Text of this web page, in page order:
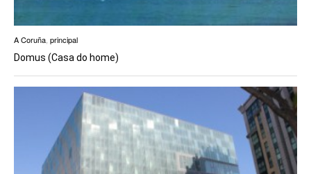
A Coruña principal
Domus (Casa do home)